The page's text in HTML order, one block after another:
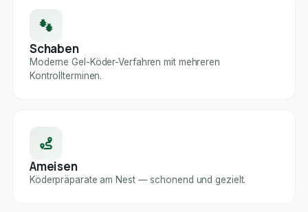
Schaben
Moderne Gel-Köder-Verfahren mit mehreren
Kontrollterminen.
Ameisen
Köderpräparate am Nest — schonend und gezielt.